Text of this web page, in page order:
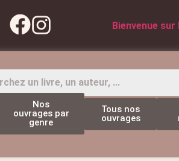
Bienvenue
Nos
ouvrages par
genre
Tous nos
ouvrages